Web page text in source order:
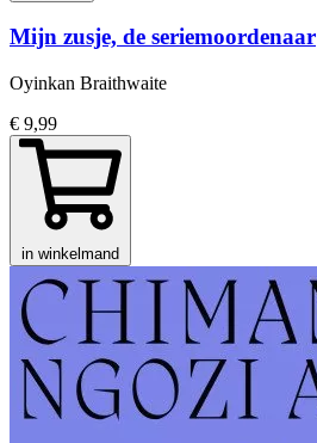
Mijn zusje, de seriemoordenaar
Oyinkan Braithwaite
€ 9,99
in winkelmand